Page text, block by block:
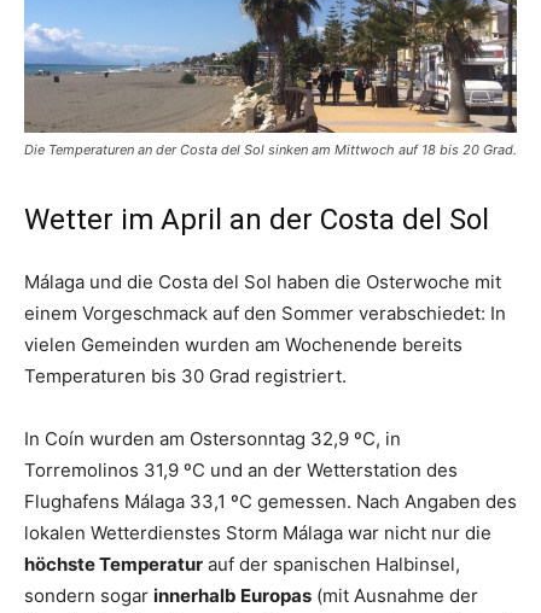
Die Temperaturen an der Costa del Sol sinken am Mittwoch auf 18 bis 20 Grad.
Wetter im April an der Costa del Sol
Málaga und die Costa del Sol haben die Osterwoche mit
einem Vorgeschmack auf den Sommer verabschiedet: In
vielen Gemeinden wurden am Wochenende bereits
Temperaturen bis 30 Grad registriert.
In Coín wurden am Ostersonntag 32,9 ºC, in
Torremolinos 31,9 ºC und an der Wetterstation des
Flughafens Málaga 33,1 ºC gemessen. Nach Angaben des
lokalen Wetterdienstes Storm Málaga war nicht nur die
höchste Temperatur auf der spanischen Halbinsel,
sondern sogar innerhalb Europas (mit Ausnahme der